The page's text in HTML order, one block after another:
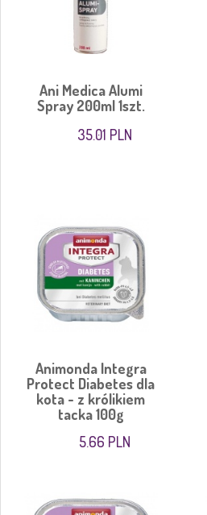
Ani Medica Alumi
Spray 200ml 1szt.
35.01 PLN
Animonda Integra
Protect Diabetes dla
kota - z królikiem
tacka 100g
5.66 PLN